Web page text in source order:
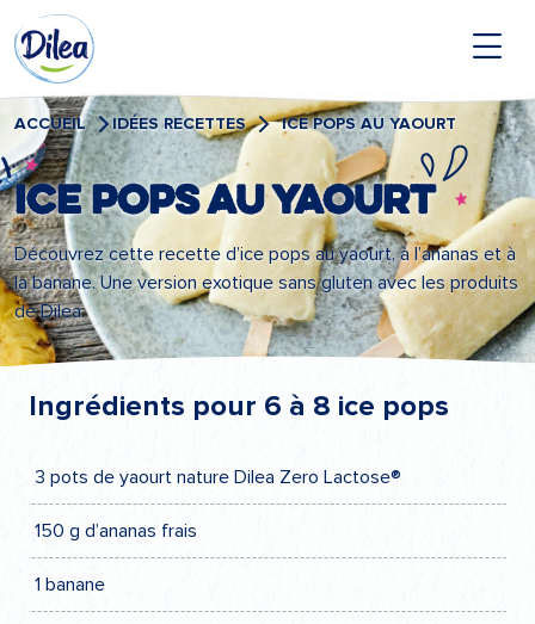
Passer
au
contenu
Dilea
Zero
Lactose
ACCUEIL IDÉES RECETTES ICE POPS AU YAOURT
Ice pops au yaourt
Découvrez cette recette d’ice pops au yaourt, à l’ananas et à
la banane. Une version exotique sans gluten avec les produits
de Dilea.
Ingrédients pour 6 à 8 ice pops
3 pots de yaourt nature Dilea Zero Lactose®
150 g d’ananas frais
1 banane